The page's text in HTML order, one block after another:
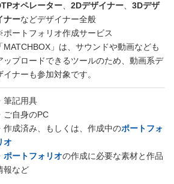
オペレーター 、2Dデザイナー 、3Dデザ
ナーなどデザイナー全般
ートフォリオ作成サービス
「MATCHBOX」は、サウンドや動画なども
ップロードできるツールのため、動画系デ
イナーも参加対象です。
筆記用具
ご自身のPC
作成済み、もしくは、作成中のポートフォ
オ
ポートフォリオの作成に必要な素材と作品
報など